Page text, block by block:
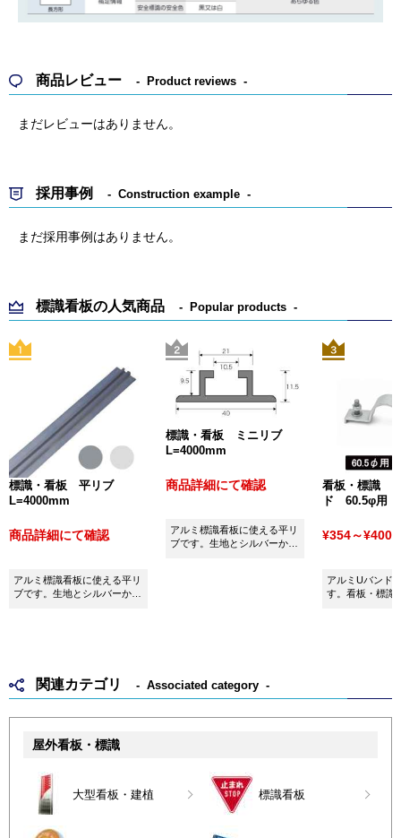
商品レビュー Product reviews
まだレビューはありません。
採用事例 Construction example
まだ採用事例はありません。
標識看板の人気商品 Popular products
標識・看板 平リブ
L=4000mm
商品詳細にて確認
アルミ標識看板に使える平リ
ブです。生地とシルバーから
標識・看板 ミニリブ
L=4000mm
商品詳細にて確認
アルミ標識看板に使える平リ
ブです。生地とシルバーから
看板・標識
ド 60.5φ用
¥354～¥400
アルミUバンド
す。看板・標識
関連カテゴリ Associated category
屋外看板・標識
大型看板・建植 標識看板